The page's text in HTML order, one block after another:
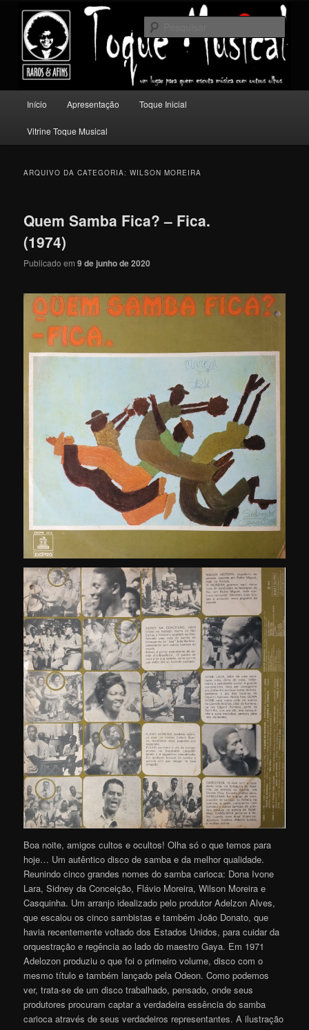
conteúdo
principal
conteúdo
secundário
Toque Musical
Um lugar para quem escuta música com outros olhos.
principal
Início Apresentação Toque Inicial
Vitrine Toque Musical
ARQUIVO DA CATEGORIA:WILSON MOREIRA
Quem Samba Fica? – Fica.
(1974)
Publicado em9 de junho de 2020
Boa noite, amigos cultos e ocultos! Olha só o que temos para
hoje… Um autêntico disco de samba e da melhor qualidade.
Reunindo cinco grandes nomes do samba carioca: Dona Ivone
Lara, Sidney da Conceição, Flávio Moreira, Wilson Moreira e
Casquinha. Um arranjo idealizado pelo produtor Adelzon Alves,
que escalou os cinco sambistas e também João Donato, que
havia recentemente voltado dos Estados Unidos, para cuidar da
orquestração e regência ao lado do maestro Gaya. Em 1971
Adelozon produziu o que foi o primeiro volume, disco com o
mesmo título e também lançado pela Odeon. Como podemos
ver, trata-se de um disco trabalhado, pensado, onde seus
produtores procuram captar a verdadeira essência do samba
carioca através de seus verdadeiros representantes. A ilustração